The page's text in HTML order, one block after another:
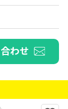
わせ